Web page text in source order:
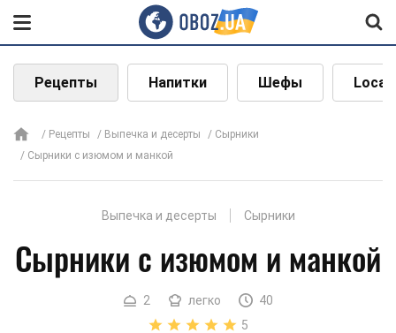
Рецепты Напитки Шефы Local
Рецепты Выпечка и десерты
Сырники
Сырники с изюмом и манкой
Выпечка и десерты Сырники
Сырники с изюмом и манкой
2 легко
40
5